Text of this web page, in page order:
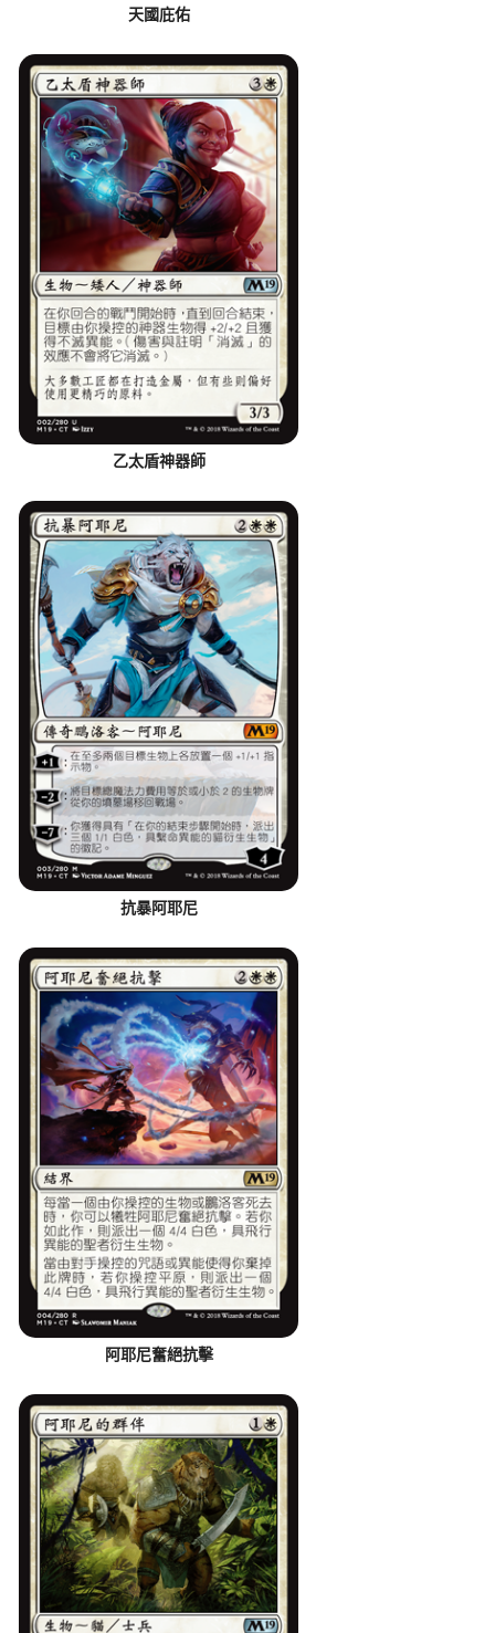
天國庇佑
乙太盾神器師
抗暴阿耶尼
阿耶尼奮絕抗擊